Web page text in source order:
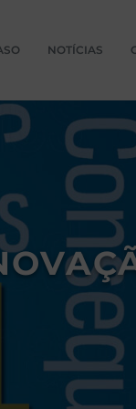
NOTÍCIAS